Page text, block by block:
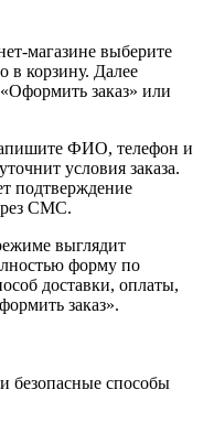
магазине выберите
в корзину. Далее
заказ» или
ФИО, телефон и
условия заказа.
подтверждение
СМС.
выглядит
форму по
доставки, оплаты,
заказ».
безопасные способы